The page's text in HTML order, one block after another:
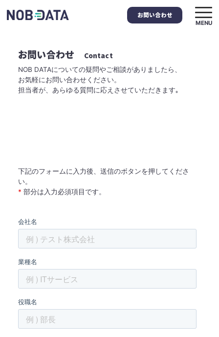
お問い合わせ
MENU
お問い合わせ Contact
NOB DATAについての疑問やご相談がありましたら、
お気軽にお問い合わせください。
担当者が、あらゆる質問に応えさせていただきます｡
下記のフォームに入力後、送信のボタンを押してくださ
い。
* 部分は入力必須項目です。